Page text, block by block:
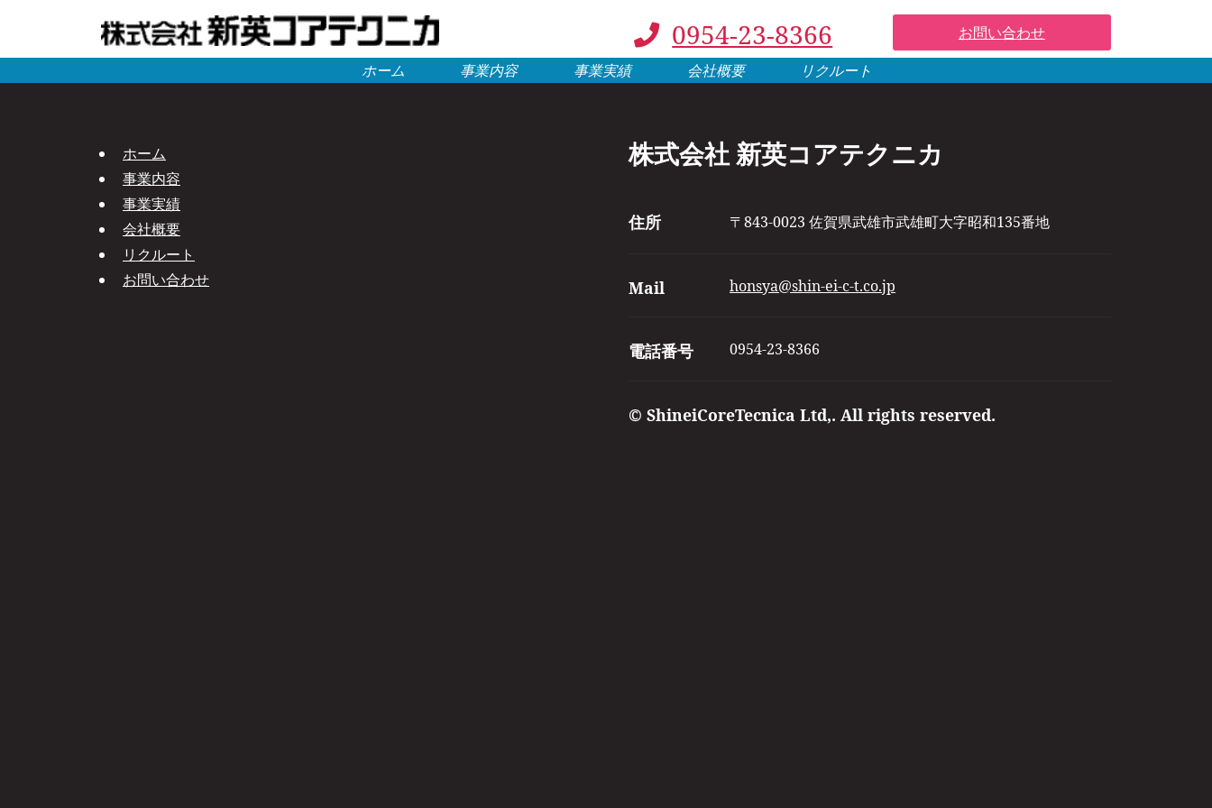
0954-23-8366
お問い合わせ
ホーム
事業内容 事業実績 会社概要 リクルート
ホーム
事業内容
事業実績
会社概要
リクルート
お問い合わせ
株式会社 新英コアテクニカ
住所 〒843-0023 佐賀県武雄市武雄町大字昭和135番地
Mail honsya@shin-ei-c-t.co.jp
電話番号 0954-23-8366
© ShineiCoreTecnica Ltd,. All rights reserved.